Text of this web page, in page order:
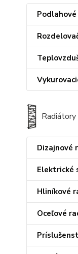
Dizajnové
Elektrické
Hliníkové
Oceľové